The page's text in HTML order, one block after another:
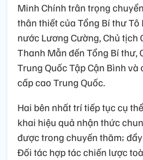
Minh Chính trân trọng
thân thiết của Tổng Bí thư Tô
nước Lương Cường, Chủ tịch
Thanh Mẫn đến Tổng Bí thư,
Trung Quốc Tập Cận Bình và
cấp cao Trung Quốc.
Hai bên nhất trí tiếp tục cụ
khai hiệu quả nhận thức
được trong chuyến thăm;
Đối tác hợp tác chiến lược